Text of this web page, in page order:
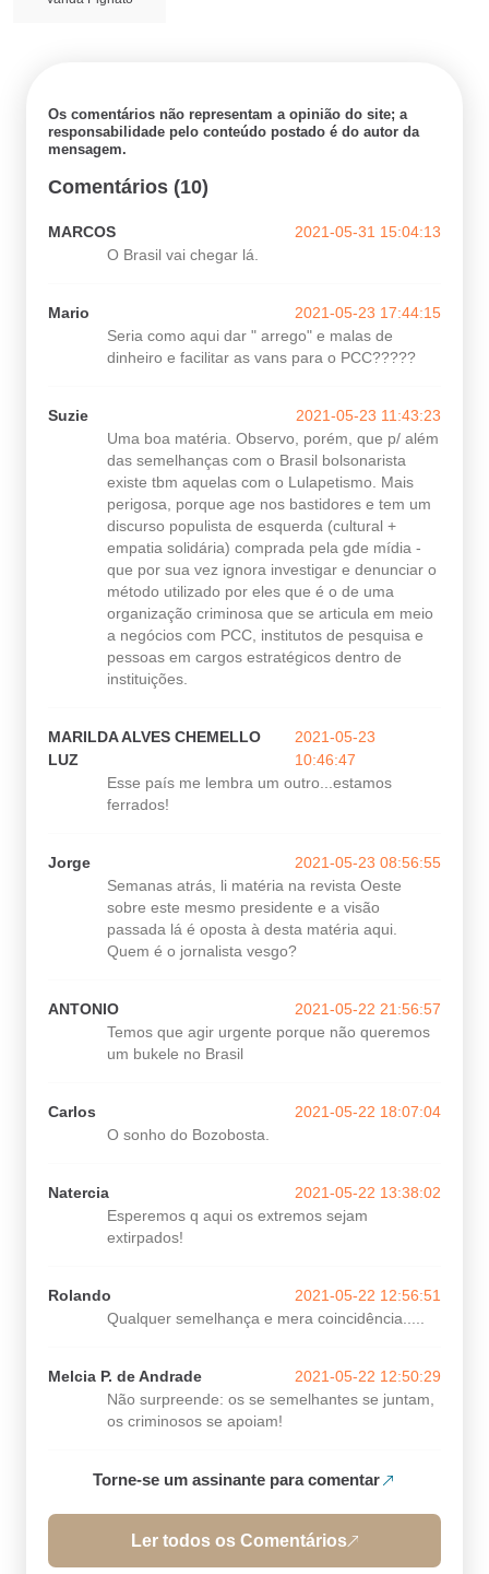
Os comentários não representam a opinião do site; a
responsabilidade pelo conteúdo postado é do autor da
mensagem.
Comentários (10)
MARCOS
2021-05-31 15:04:13
O Brasil vai chegar lá.
Mario
2021-05-23 17:44:15
Seria como aqui dar " arrego" e malas de
dinheiro e facilitar as vans para o PCC?????
Suzie
2021-05-23 11:43:23
Uma boa matéria. Observo, porém, que p/ além
das semelhanças com o Brasil bolsonarista
existe tbm aquelas com o Lulapetismo. Mais
perigosa, porque age nos bastidores e tem um
discurso populista de esquerda (cultural +
empatia solidária) comprada pela gde mídia -
que por sua vez ignora investigar e denunciar o
método utilizado por eles que é o de uma
organização criminosa que se articula em meio
a negócios com PCC, institutos de pesquisa e
pessoas em cargos estratégicos dentro de
instituições.
MARILDA ALVES CHEMELLO
LUZ
2021-05-23
10:46:47
Esse país me lembra um outro...estamos
ferrados!
Jorge
2021-05-23 08:56:55
Semanas atrás, li matéria na revista Oeste
sobre este mesmo presidente e a visão
passada lá é oposta à desta matéria aqui.
Quem é o jornalista vesgo?
ANTONIO
2021-05-22 21:56:57
Temos que agir urgente porque não queremos
um bukele no Brasil
Carlos
2021-05-22 18:07:04
O sonho do Bozobosta.
Natercia
2021-05-22 13:38:02
Esperemos q aqui os extremos sejam
extirpados!
Rolando
2021-05-22 12:56:51
Qualquer semelhança e mera coincidência.....
Melcia P. de Andrade
2021-05-22 12:50:29
Não surpreende: os se semelhantes se juntam,
os criminosos se apoiam!
Torne-se um assinante para comentar
Ler todos os Comentários